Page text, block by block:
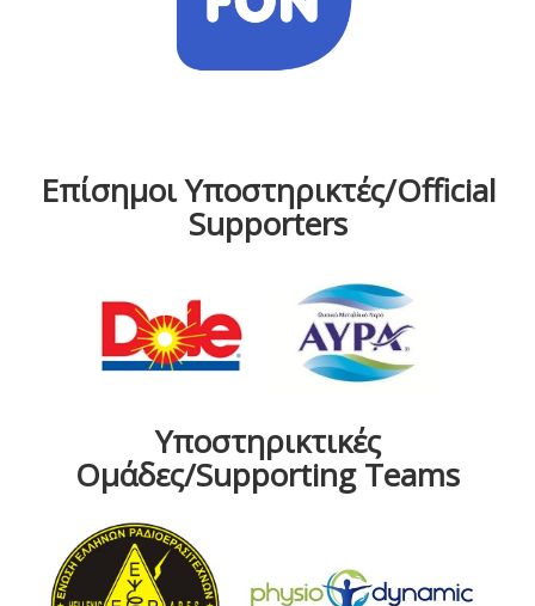
Επίσημοι Υποστηρικτές/Official
Supporters
Υποστηρικτικές
Ομάδες/Supporting Teams